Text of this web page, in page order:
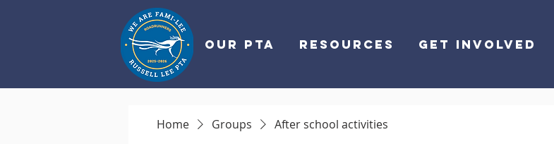
OUR PTA RESOURCES GET INVOLVED
Home Groups After school activities